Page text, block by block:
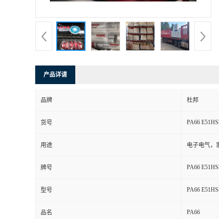
产品详请
品牌 杜邦
货号 PA66
用途 电子电气，
牌号 PA66
型号 PA66
品名 PA66